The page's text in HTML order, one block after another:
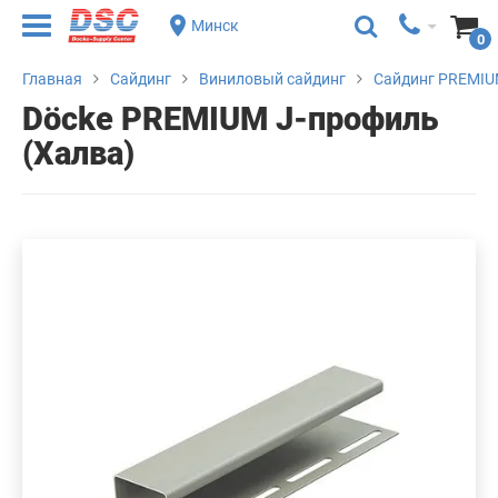
Минск
0
Главная Сайдинг Виниловый сайдинг Сайдинг
Döcke PREMIUM J-профиль
(Халва)